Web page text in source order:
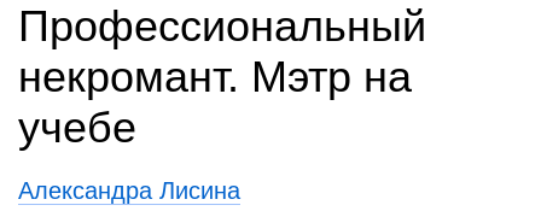
Профессиональный
некромант. Мэтр на
учебе
Александра Лисина